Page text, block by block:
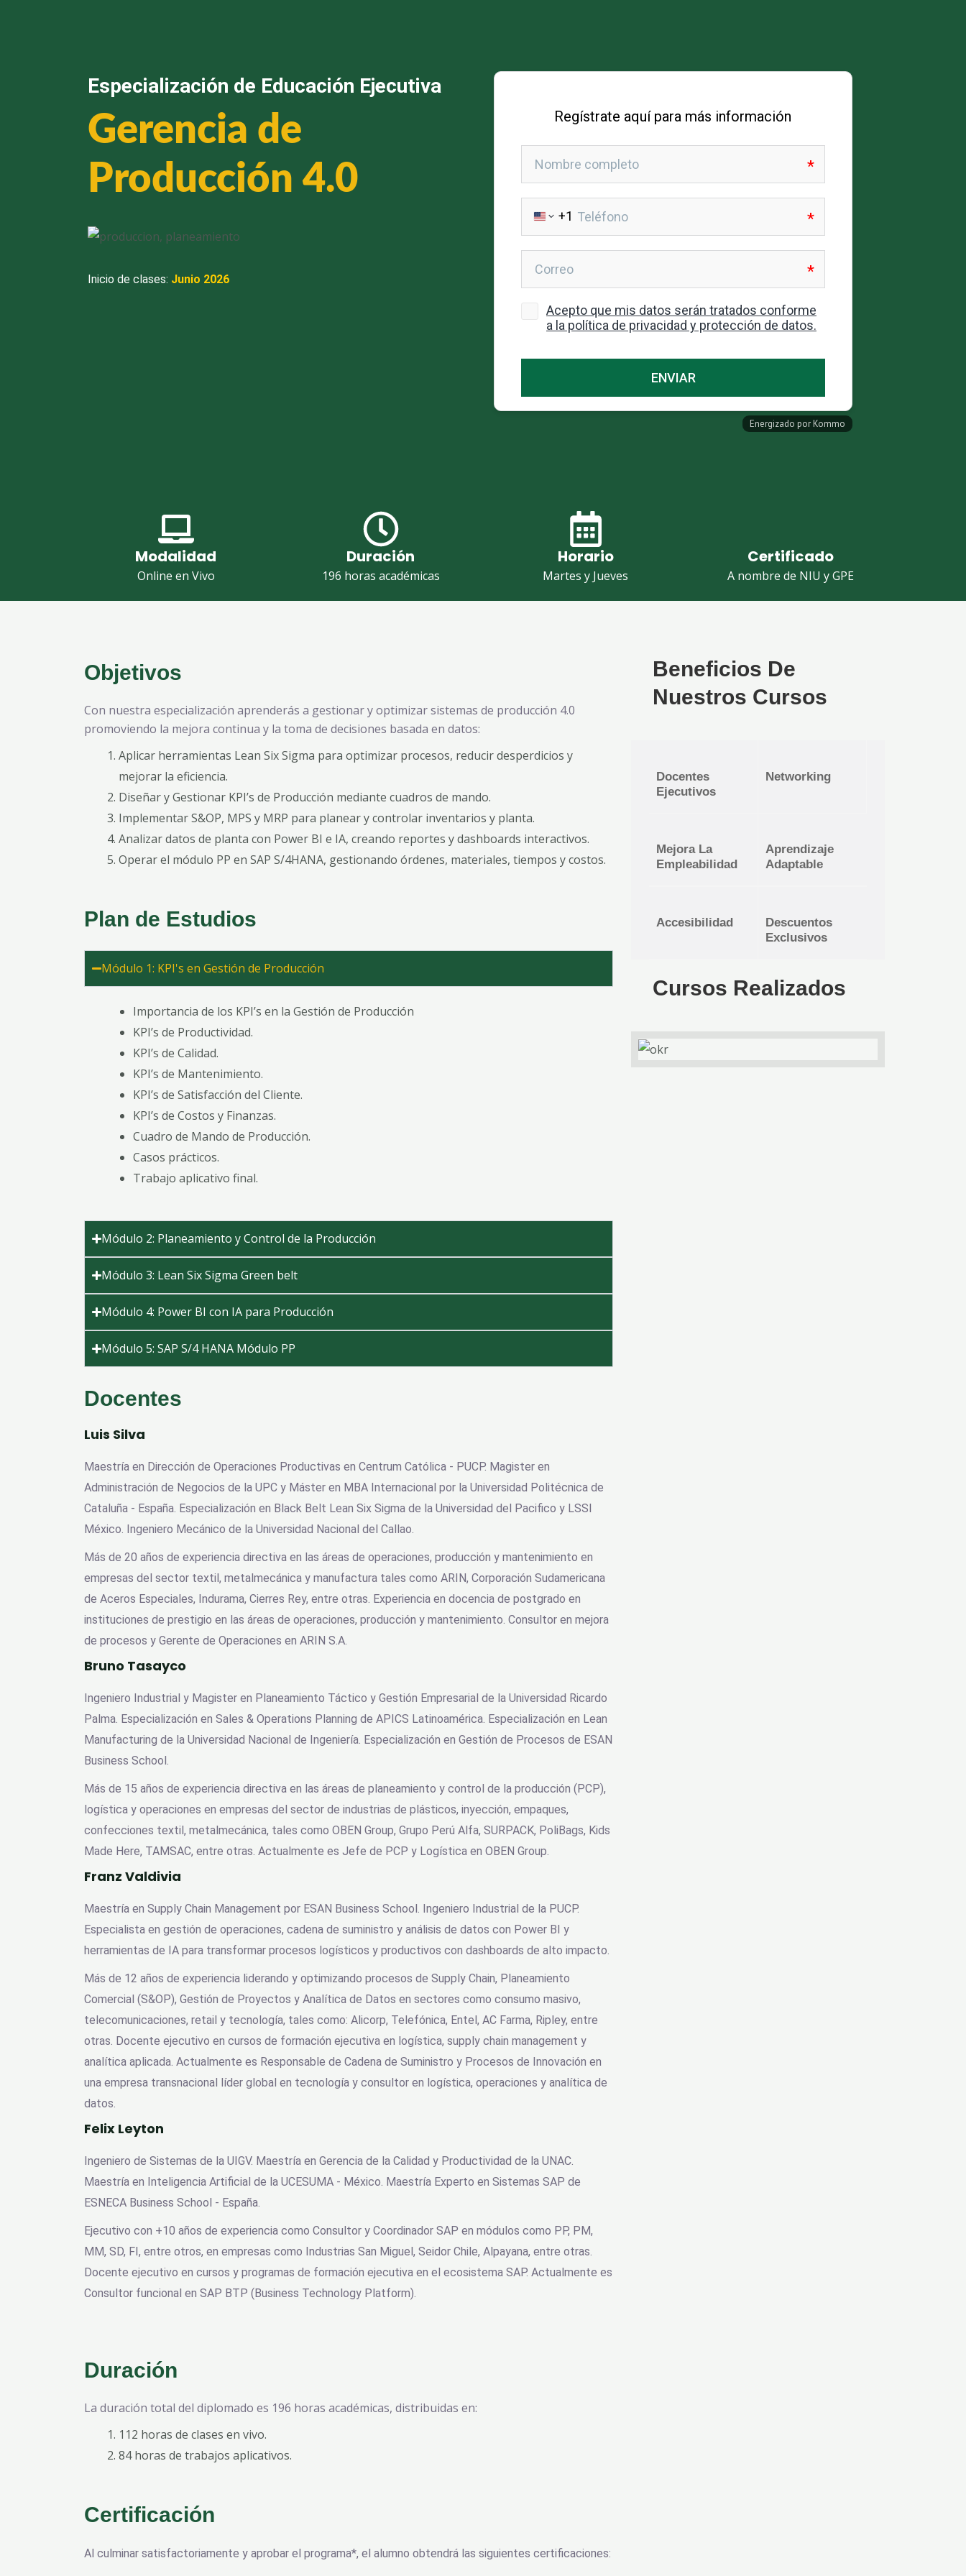
Especialización de Educación Ejecutiva
Gerencia de
Producción 4.0
Inicio de clases: Junio 2026
Modalidad
Online en Vivo
Duración
196 horas académicas
Horario
Martes y Jueves
Certificado
A nombre de NIU y GPE
Objetivos
Con nuestra especialización aprenderás a gestionar y optimizar sistemas de producción 4.0
promoviendo la mejora continua y la toma de decisiones basada en datos:
Aplicar herramientas Lean Six Sigma para optimizar procesos, reducir desperdicios y
mejorar la eficiencia.
Diseñar y Gestionar KPI’s de Producción mediante cuadros de mando.
ImplementarS&OP, MPS y MRP para planear y controlar inventarios y planta.
Analizardatos de planta con Power BI e IA, creando reportes y dashboards interactivos.
Operarel módulo PP en SAP S/4HANA, gestionando órdenes, materiales, tiempos y costos.
Plan de Estudios
Módulo 1: KPI's en Gestión de Producción
Importancia de los KPI’s en la Gestión de Producción
KPI’s de Productividad.
KPI’s de Calidad.
KPI’s de Mantenimiento.
KPI’s de Satisfacción del Cliente.
KPI’s de Costos y Finanzas.
Cuadro de Mando de Producción.
Casos prácticos.
Trabajo aplicativo final.
Módulo 2: Planeamiento y Control de la Producción
Módulo 3: Lean Six Sigma Green belt
Módulo 4: Power BI con IA para Producción
Módulo 5: SAP S/4 HANA Módulo PP
Docentes
Luis Silva
Maestría en Dirección de Operaciones Productivas en Centrum Católica - PUCP. Magister en
Administración de Negocios de la UPC y Máster en MBA Internacional por la Universidad Politécnica de
Cataluña - España. Especialización en Black Belt Lean Six Sigma de la Universidad del Pacifico y LSSI
México. Ingeniero Mecánico de la Universidad Nacional del Callao.
Más de 20 años de experiencia directiva en las áreas de operaciones, producción y mantenimiento en
empresas del sector textil, metalmecánica y manufactura tales como ARIN, Corporación Sudamericana
de Aceros Especiales, Indurama, Cierres Rey, entre otras. Experiencia en docencia de postgrado en
instituciones de prestigio en las áreas de operaciones, producción y mantenimiento. Consultor en mejora
de procesos y Gerente de Operaciones en ARIN S.A.
Bruno Tasayco
Ingeniero Industrial y Magister en Planeamiento Táctico y Gestión Empresarial de la Universidad Ricardo
Palma. Especialización en Sales & Operations Planning de APICS Latinoamérica. Especialización en Lean
Manufacturing de la Universidad Nacional de Ingeniería. Especialización en Gestión de Procesos de ESAN
Business School.
Más de 15 años de experiencia directiva en las áreas de planeamiento y control de la producción (PCP),
logística y operaciones en empresas del sector de industrias de plásticos, inyección, empaques,
confecciones textil, metalmecánica, tales como OBEN Group, Grupo Perú Alfa, SURPACK, PoliBags, Kids
Made Here, TAMSAC, entre otras. Actualmente es Jefe de PCP y Logística en OBEN Group.
Franz Valdivia
Maestría en Supply Chain Management por ESAN Business School. Ingeniero Industrial de la PUCP.
Especialista en gestión de operaciones, cadena de suministro y análisis de datos con Power BI y
herramientas de IA para transformar procesos logísticos y productivos con dashboards de alto impacto.
Más de 12 años de experiencia liderando y optimizando procesos de Supply Chain, Planeamiento
Comercial (S&OP), Gestión de Proyectos y Analítica de Datos en sectores como consumo masivo,
telecomunicaciones, retail y tecnología, tales como: Alicorp, Telefónica, Entel, AC Farma, Ripley, entre
otras. Docente ejecutivo en cursos de formación ejecutiva en logística, supply chain management y
analítica aplicada. Actualmente es Responsable de Cadena de Suministro y Procesos de Innovación en
una empresa transnacional líder global en tecnología y consultor en logística, operaciones y analítica de
datos.
Felix Leyton
Ingeniero de Sistemas de la UIGV. Maestría en Gerencia de la Calidad y Productividad de la UNAC.
Maestría en Inteligencia Artificial de la UCESUMA - México. Maestría Experto en Sistemas SAP de
ESNECA Business School - España.
Ejecutivo con +10 años de experiencia como Consultor y Coordinador SAP en módulos como PP, PM,
MM, SD, FI, entre otros, en empresas como Industrias San Miguel, Seidor Chile, Alpayana, entre otras.
Docente ejecutivo en cursos y programas de formación ejecutiva en el ecosistema SAP. Actualmente es
Consultor funcional en SAP BTP (Business Technology Platform).
Duración
La duración total del diplomado es 196 horas académicas, distribuidas en:
112 horas de clases en vivo.
84 horas de trabajos aplicativos.
Certificación
Al culminar satisfactoriamente y aprobar el programa*, el alumno obtendrá las siguientes certificaciones:
Beneficios De
Nuestros Cursos
Docentes
Ejecutivos
Networking
Mejora La
Empleabilidad
Aprendizaje
Adaptable
Accesibilidad
Descuentos
Exclusivos
Cursos Realizados